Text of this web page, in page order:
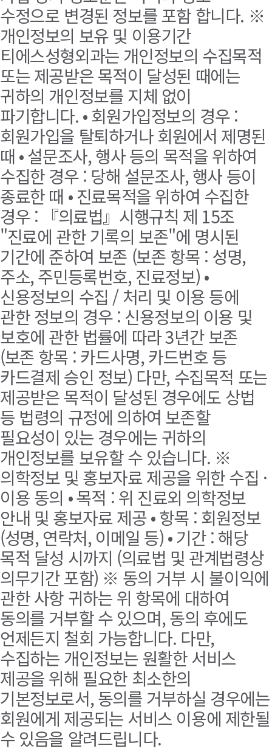
수정으로 변경된 정보를 포함 합니다. ※
개인정보의 보유 및 이용기간
티에스성형외과는 개인정보의 수집목적
또는 제공받은 목적이 달성된 때에는
귀하의 개인정보를 지체 없이
파기합니다. • 회원가입정보의 경우 :
회원가입을 탈퇴하거나 회원에서 제명된
때 • 설문조사, 행사 등의 목적을 위하여
수집한 경우 : 당해 설문조사, 행사 등이
종료한 때 • 진료목적을 위하여 수집한
경우 : 『의료법』시행규칙 제 15조
"진료에 관한 기록의 보존"에 명시된
기간에 준하여 보존 (보존 항목 : 성명,
주소, 주민등록번호, 진료정보) •
신용정보의 수집 / 처리 및 이용 등에
관한 정보의 경우 : 신용정보의 이용 및
보호에 관한 법률에 따라 3년간 보존
(보존 항목 : 카드사명, 카드번호 등
카드결제 승인 정보) 다만, 수집목적 또는
제공받은 목적이 달성된 경우에도 상법
등 법령의 규정에 의하여 보존할
필요성이 있는 경우에는 귀하의
개인정보를 보유할 수 있습니다. ※
의학정보 및 홍보자료 제공을 위한 수집 ·
이용 동의 • 목적 : 위 진료외 의학정보
안내 및 홍보자료 제공 • 항목 : 회원정보
(성명, 연락처, 이메일 등) • 기간 : 해당
목적 달성 시까지 (의료법 및 관계법령상
의무기간 포함) ※ 동의 거부 시 불이익에
관한 사항 귀하는 위 항목에 대하여
동의를 거부할 수 있으며, 동의 후에도
언제든지 철회 가능합니다. 다만,
수집하는 개인정보는 원활한 서비스
제공을 위해 필요한 최소한의
기본정보로서, 동의를 거부하실 경우에는
회원에게 제공되는 서비스 이용에 제한될
수 있음을 알려드립니다.